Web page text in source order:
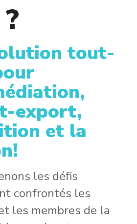
tout-
export,
et la
les défis
confrontés les
les membres de la